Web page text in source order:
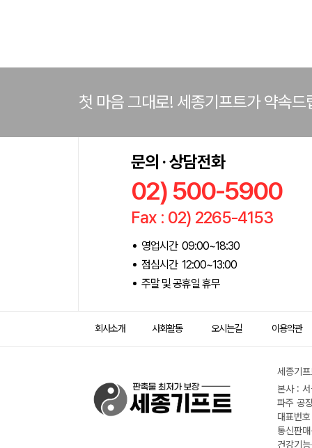
첫 마음 그대로! 세종기프트가 약속드
문의 · 상담전화
02) 500-5900
Fax : 02) 2265-4153
영업시간 09:00~18:30
점심시간 12:00~13:00
주말 및 공휴일 휴무
회사소개 사회활동 오시는길 이용약관
세종기
본사 :
파주 공
대표번
통신판
건강기